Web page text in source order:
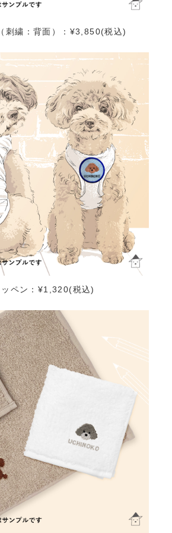
刺繍：背面）：¥3,850(税込)
ッペン：¥1,320(税込)